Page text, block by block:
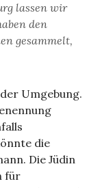
lassen wir
den
gesammelt,
Umgebung.
die
Die Jüdin
für